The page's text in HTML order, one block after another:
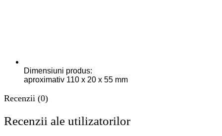
Dimensiuni produs:
aproximativ 110 x 20 x 55 mm
Recenzii (0)
Recenzii ale utilizatorilor